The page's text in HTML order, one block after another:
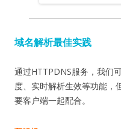
域名解析最佳实践
通过HTTPDNS服务，我们
度、实时解析生效等功能，
要客户端一起配合。